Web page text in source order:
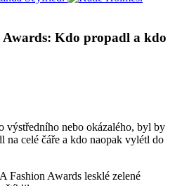
Awards: Kdo propadl a kdo
výstředního nebo okázalého, byl by
na celé čáře a kdo naopak vylétl do
Fashion Awards lesklé zelené